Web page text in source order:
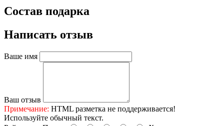
Состав подарка
Написать отзыв
Ваше имя
Ваш отзыв
Примечание: HTML разметка не поддерживается!
Используйте обычный текст.